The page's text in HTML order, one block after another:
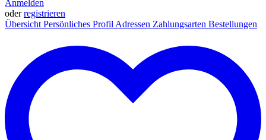
Anmelden
oderregistrieren
Übersicht Persönliches Profil Adressen Zahlungsarten Bestellungen